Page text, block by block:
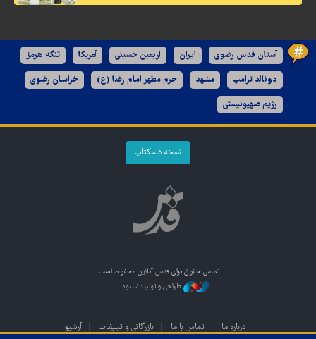
آستان قدس رضوی ایران اربعین حسینی آمریکا تنگه هرمز
دونالد ترامپ مشهد حرم مطهر امام رضا (ع) خراسان رضوی
رژیم صهیونیستی
نسخه دسکتاپ
تمامی حقوق برای قدس آنلاین محفوظ است.
طراحی و تولید: نستوه
درباره ما تماس با ما بازرگانی و تبلیغات آرشیو